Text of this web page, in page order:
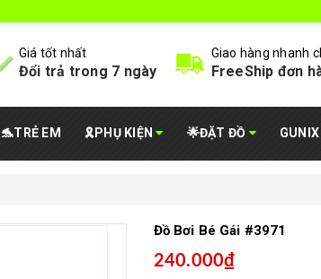
Giá tốt nhất
Đổi trả trong 7 ngày
Giao hàng nhanh
FreeShip đơn
🐬TRẺ EM 🎗️PHỤ KIỆN 🌟ĐẶT ĐỒ
Đồ Bơi Bé Gái #3971
240.000₫